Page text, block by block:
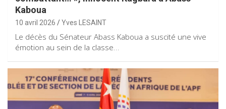
Kaboua
10 avril 2026 Yves LESAINT
Le décès du Sénateur Abass Kaboua a suscité une vive
émotion au sein de la classe…